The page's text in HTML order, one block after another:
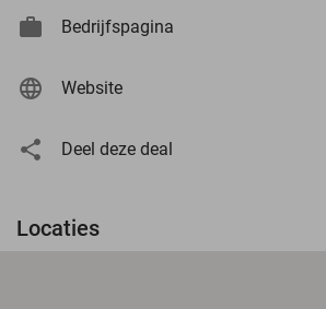
Bedrijfspagina
Website
Deel deze deal
Locaties